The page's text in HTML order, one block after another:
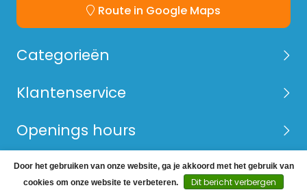
Route in Google Maps
Categorieën
Klantenservice
Openings hours
© Copyright 2026 Mijn Bus is Top -Webshop laten
Door het gebruiken van onze website, ga je akkoord met het gebruik van
cookies om onze website te verbeteren.
Dit bericht verbergen